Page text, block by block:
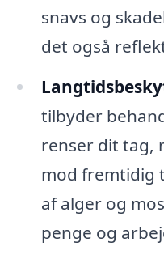
snavs og
det også
tilbyder
renser dit tag,
mod fremtidig
af alger og
penge og